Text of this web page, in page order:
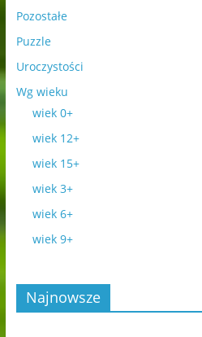
Pozostałe
Puzzle
Uroczystości
Wg wieku
wiek 0+
wiek 12+
wiek 15+
wiek 3+
wiek 6+
wiek 9+
Najnowsze